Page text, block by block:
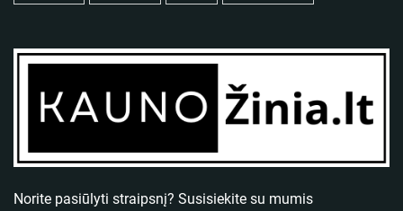
Norite pasiūlyti straipsnį? Susisiekite su mumis